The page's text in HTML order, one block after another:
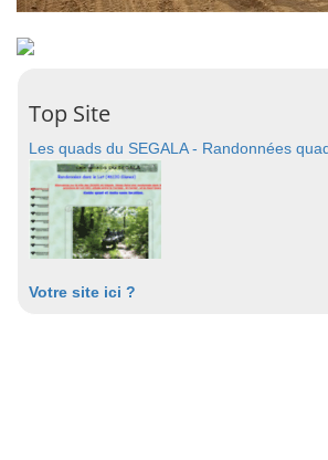
Top Site
Les quads du SEGALA - Randonnées
Votre site ici ?